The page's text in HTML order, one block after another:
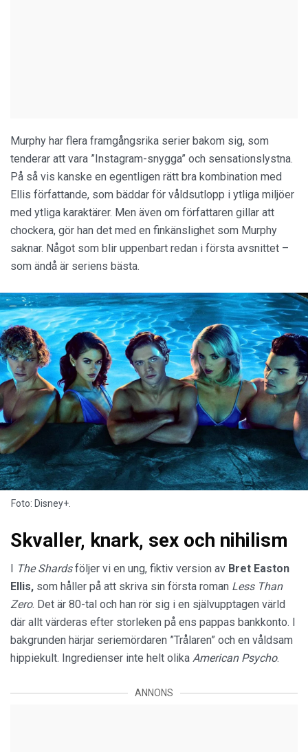
Murphy har flera framgångsrika serier bakom sig, som
tenderar att vara ”Instagram-snygga” och sensationslystna.
På så vis kanske en egentligen rätt bra kombination med
Ellis författande, som bäddar för våldsutlopp i ytliga miljöer
med ytliga karaktärer. Men även om författaren gillar att
chockera, gör han det med en finkänslighet som Murphy
saknar. Något som blir uppenbart redan i första avsnittet –
som ändå är seriens bästa.
Foto: Disney+.
Skvaller, knark, sex och nihilism
I The Shardsföljer vi en ung, fiktiv version av Bret Easton
Ellis, som håller på att skriva sin första roman Less Than
Zero. Det är 80-tal och han rör sig i en självupptagen värld
där allt värderas efter storleken på ens pappas bankkonto. I
bakgrunden härjar seriemördaren ”Trålaren” och en våldsam
hippiekult. Ingredienser inte helt olika American Psycho.
ANNONS